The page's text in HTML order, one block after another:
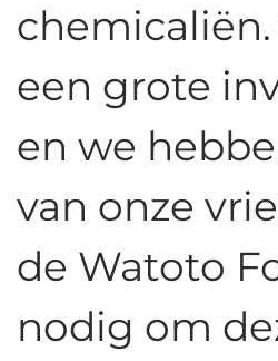
chemicaliën.
een grote
en we
van onze
de Watoto
nodig om